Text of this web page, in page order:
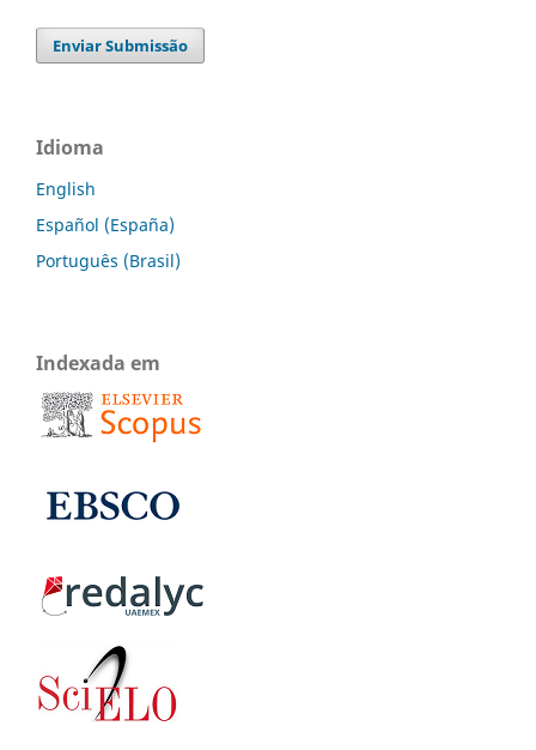
Enviar Submissão
Idioma
English
Español (España)
Português (Brasil)
Indexada em